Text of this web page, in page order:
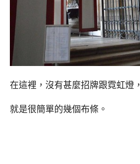
在這裡，沒有甚麼招牌跟霓虹燈，
就是很簡單的幾個布條。